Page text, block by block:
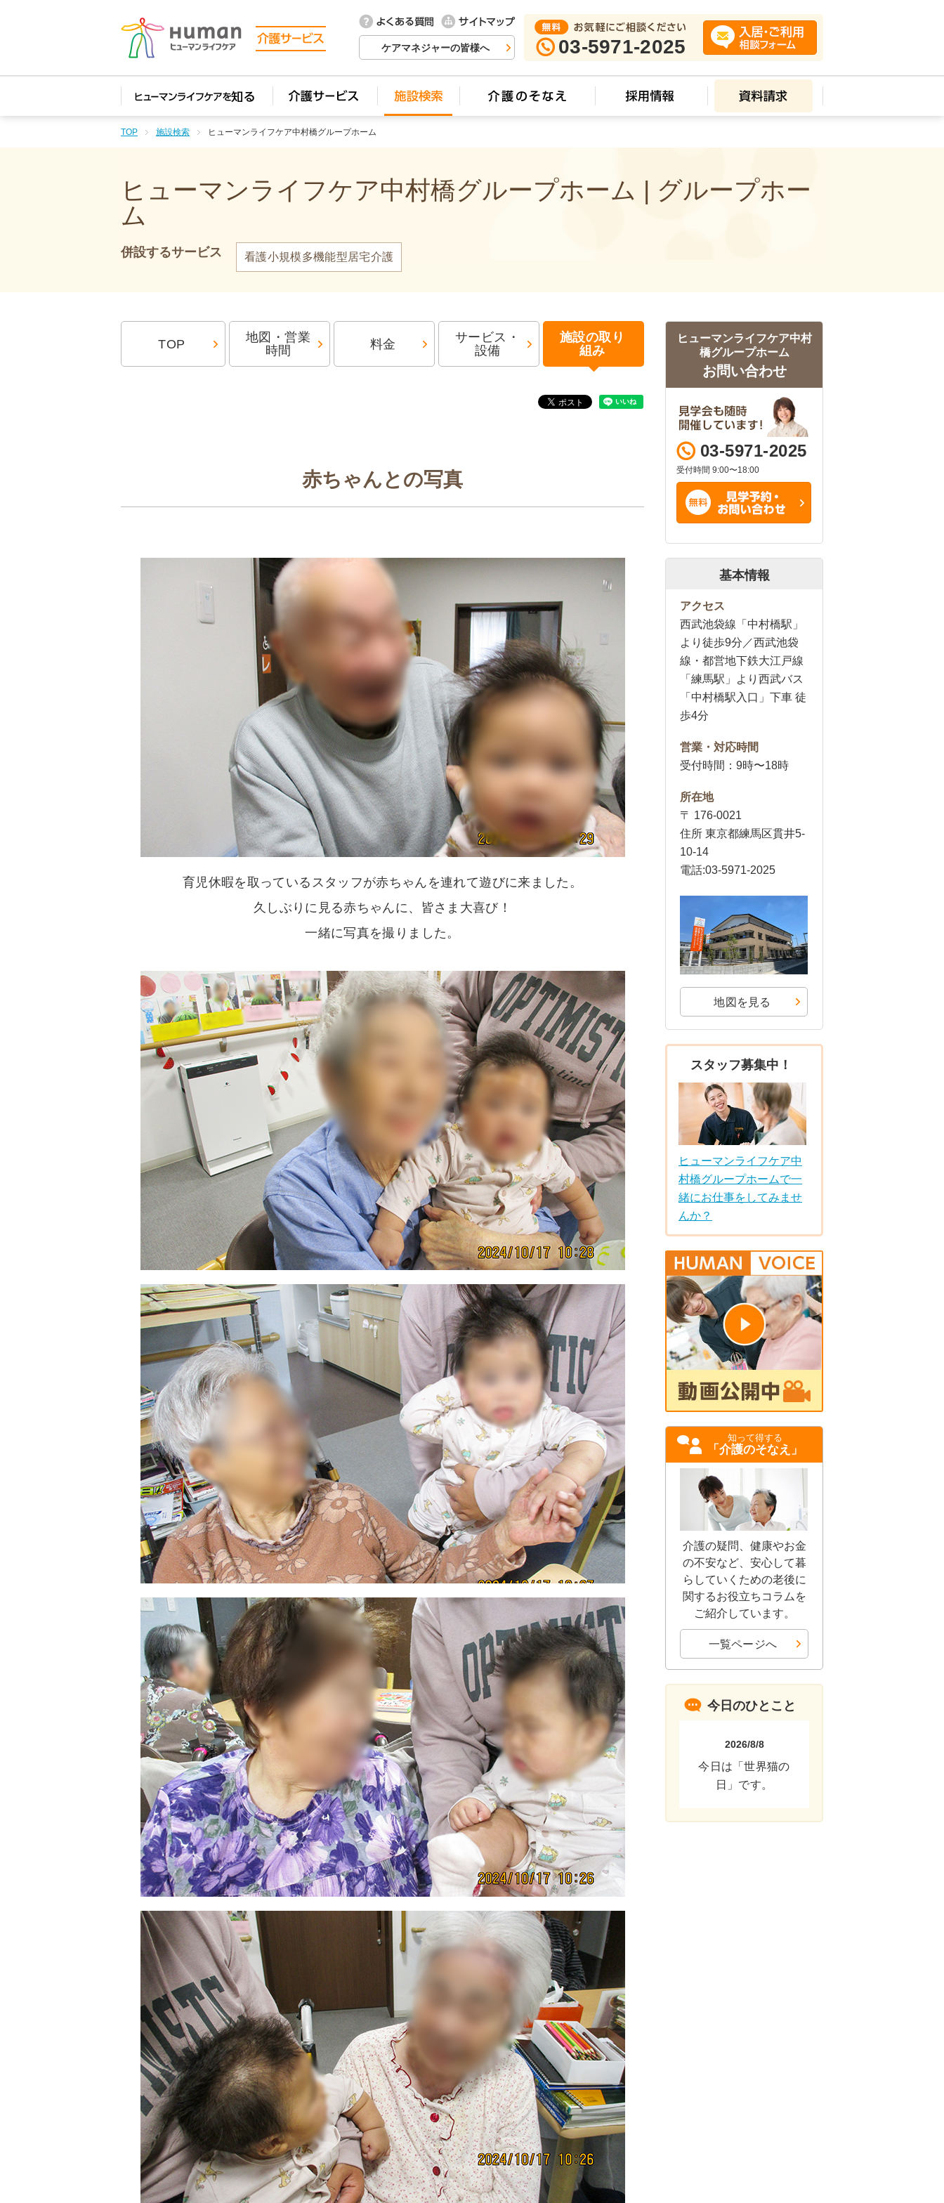
ケアマネジャーの皆様へ 03-5971-2025
TOP 施設検索 ヒューマンライフケア中村橋グループホーム
ヒューマンライフケア中村橋グループホーム | グループホー
ム
併設するサービス 看護小規模多機能型居宅介護
TOP
地図・営業
時間
料金
サービス・
設備
施設の取り
組み
赤ちゃんとの写真
育児休暇を取っているスタッフが赤ちゃんを連れて遊びに来ました。
久しぶりに見る赤ちゃんに、皆さま大喜び！
一緒に写真を撮りました。
ヒューマンライフケア中村
橋グループホーム
お問い合わせ
03-5971-2025
受付時間 9:00〜18:00
基本情報
アクセス
西武池袋線「中村橋駅」
より徒歩9分／西武池袋
線・都営地下鉄大江戸線
「練馬駅」より西武バス
「中村橋駅入口」下車 徒
歩4分
営業・対応時間
受付時間：9時〜18時
所在地
〒 176-0021
住所 東京都練馬区貫井5-
10-14
電話:03-5971-2025
地図を見る
スタッフ募集中！
ヒューマンライフケア中
村橋グループホームで一
緒にお仕事をしてみませ
んか？
知って得する
「介護のそなえ」
介護の疑問、健康やお金
の不安など、安心して暮
らしていくための老後に
関するお役立ちコラムを
ご紹介しています。
一覧ページへ
今日のひとこと
2026/8/8
今日は「世界猫の
日」です。